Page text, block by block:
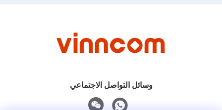
وسائل التواصل الاجتماعي